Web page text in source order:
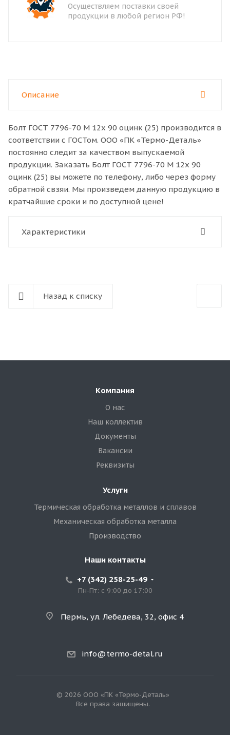
Осуществляем поставки своей
продукции в любой регион РФ!
Описание
Болт ГОСТ 7796-70 M 12x 90 оцинк (25) производится в
соответствии с ГОСТом. ООО «ПК «Термо-Деталь»
постоянно следит за качеством выпускаемой
продукции. Заказать Болт ГОСТ 7796-70 M 12x 90
оцинк (25) вы можете по телефону, либо через форму
обратной свзяи. Мы произведем данную продукцию в
кратчайшие сроки и по доступной цене!
Характеристики
Назад к списку
Компания
О нас
Наш коллектив
Документы
Вакансии
Реквизиты
Услуги
Термическая обработка металлов и сплавов
Механическая обработка металла
Производство
Наши контакты
+7 (342) 258-25-49
Пн-Пт: с 9:00 до 17:00
Пермь, ул. Лебедева, 32, офис 4
info@termo-detal.ru
© 2026 ООО «ПК «Термо-Деталь»
Все права защищены.